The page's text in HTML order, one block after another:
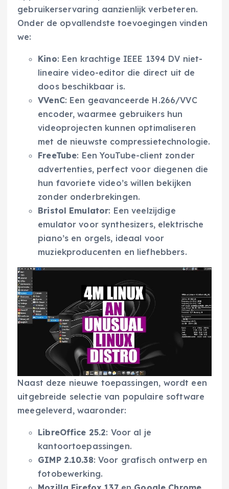
gebruikerservaring aanzienlijk verbeteren.
Onder de opvallendste toevoegingen vinden
we:
Kino: Een krachtige IEEE 1394 DV niet-
lineaire video-editor die direct uit de
doos beschikbaar is.
VVenC: Een geavanceerde H.266/VVC
encoder, waarmee gebruikers hun
videoprojecten kunnen optimaliseren
met de nieuwste compressietechnologie.
FreeTube: Een YouTube-client zonder
advertenties, perfect voor diegenen die
hun favoriete video’s willen bekijken
zonder onderbrekingen.
Bristol Emulator: Een veelzijdige
emulator voor synthesizers, elektrische
piano’s en orgels, ideaal voor
muziekproducenten en liefhebbers.
Naast deze nieuwe toepassingen, wordt een
uitgebreide selectie van populaire software
meegeleverd, waaronder:
LibreOffice 25.2: Voor al je
kantoortoepassingen.
GIMP 2.10.38: Voor grafisch ontwerp en
fotobewerking.